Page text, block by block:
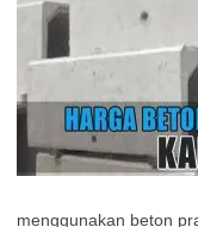
menggunakan beton